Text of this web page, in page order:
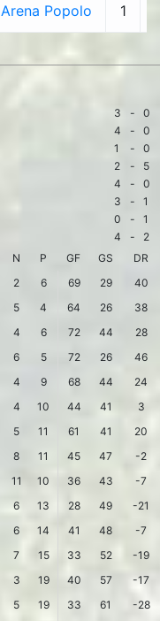
Arena Popolo 1
3 -
0
4 -
0
1 -
0
2 -
5
4 -
0
3 -
1
0 -
1
4 -
2
N P GF GS
DR
2 6 69 29
40
5 4 64 26
38
4 6 72 44
28
6 5 72 26
46
4 9 68 44
24
4 10 44 41
3
5 11 61 41
20
8 11 45 47
-2
11 10 36 43
-7
6 13 28 49
-21
6 14 41 48
-7
7 15 33 52
-19
3 19 40 57
-17
5 19 33 61 -28